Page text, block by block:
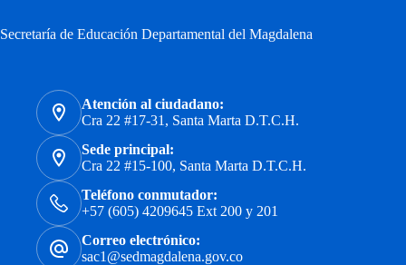
Secretaría de Educación Departamental del Magdalena
Atención al ciudadano:
Cra 22 #17-31, Santa Marta D.T.C.H.
Sede principal:
Cra 22 #15-100, Santa Marta D.T.C.H.
Teléfono conmutador:
+57 (605) 4209645 Ext 200 y 201
Correo electrónico:
sac1@sedmagdalena.gov.co